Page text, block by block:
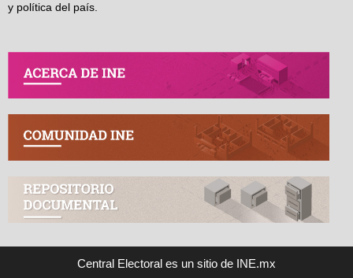
y política del país.
Central Electoral es un sitio de INE.mx